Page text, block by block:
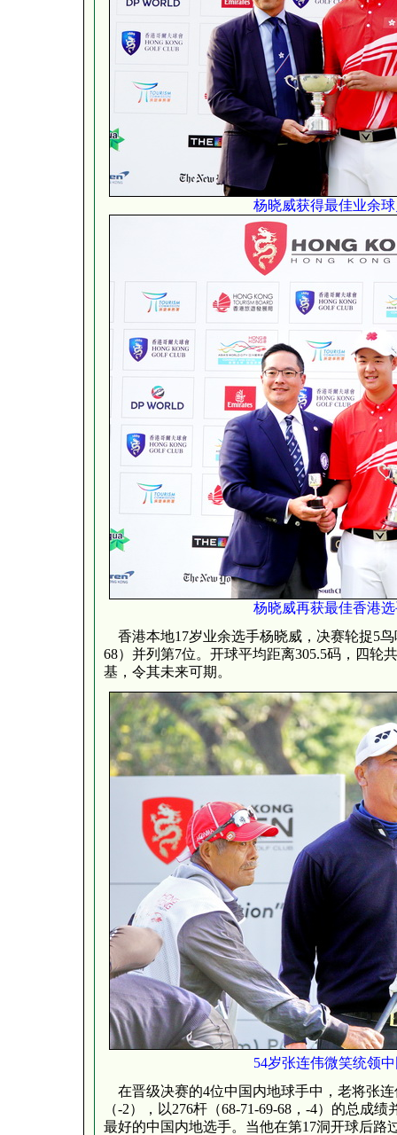
杨晓威获得最佳业余
杨晓威再获最佳香港
香港本地17岁业余选手杨晓威，决赛轮捉5鸟
68）并列第7位。开球平均距离305.5码，四轮
基，令其未来可期。
54岁张连伟微笑统领
在晋级决赛的4位中国内地球手中，老将张
（-2），以276杆（68-71-69-68，-4）的总成
最好的中国内地选手。当他在第17洞开球后路